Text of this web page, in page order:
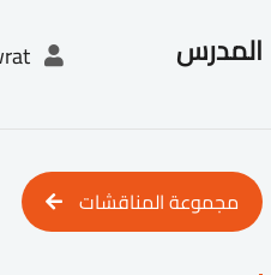
المدرس Dawrat
مجموعة المناقشات